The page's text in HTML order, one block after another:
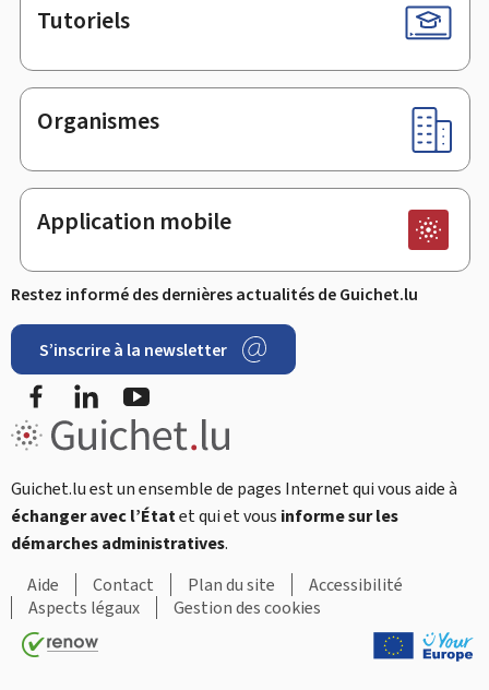
Tutoriels
Organismes
Application mobile
Restez informé des dernières actualités de Guichet.lu
S’inscrire à la newsletter
FacebookLinkedIn
Guichet.lu est un ensemble de pages Internet qui vous aide à
échanger avec l’Étatet qui et vous informe sur les
démarches administratives.
Aide
Contact Plan du site
Accessibilité
Aspects légaux
Gestion des cookies